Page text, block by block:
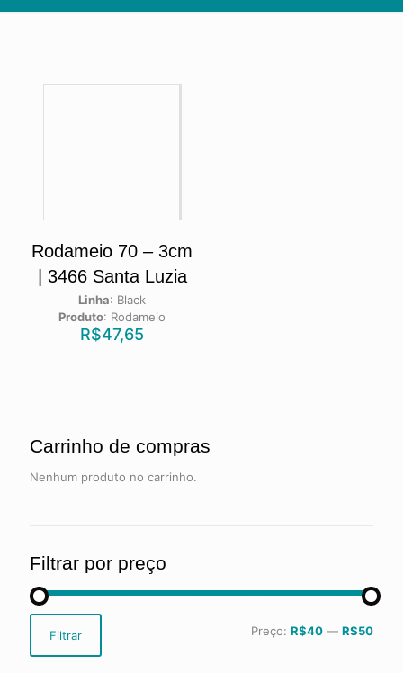
Rodameio 70 – 3cm
| 3466 Santa Luzia
Linha: Black
Produto: Rodameio
R$47,65
Carrinho de compras
Nenhum produto no carrinho.
Filtrar por preço
Preço
mínimo
Preço
máximo
Filtrar Preço: R$40 — R$50